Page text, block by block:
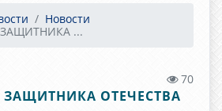
Новости
...
70
ЗАЩИТНИКА ОТЕЧЕСТВА